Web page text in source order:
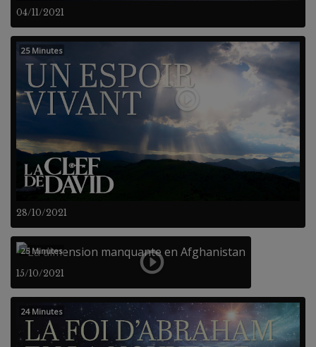
04/11/2021
28/10/2021
25 Minutes
15/10/2021
25 Minutes
24 Minutes